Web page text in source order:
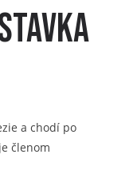
a chodí po
členom